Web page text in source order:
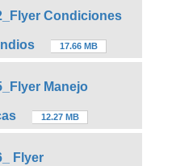
Condiciones
17.66 MB
Manejo
12.27 MB
Flyer